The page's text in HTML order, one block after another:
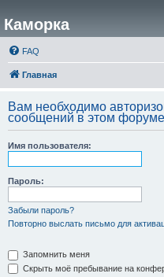
Каморка
FAQ
Главная
Вам необходимо
сообщений в этом
Имя пользователя:
Пароль:
Забыли пароль?
Повторно выслать письмо для
Запомнить меня
Скрыть моё пребывание на